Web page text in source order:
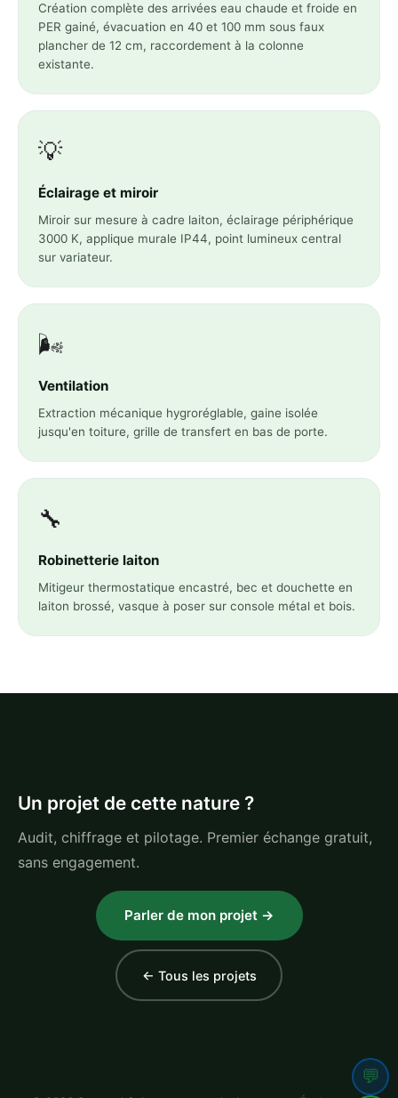
Création complète des arrivées eau chaude et froide en
PER gainé, évacuation en 40 et 100 mm sous faux
plancher de 12 cm, raccordement à la colonne
existante.
💡
Éclairage et miroir
Miroir sur mesure à cadre laiton, éclairage périphérique
3000 K, applique murale IP44, point lumineux central
sur variateur.
🌬️
Ventilation
Extraction mécanique hygroréglable, gaine isolée
jusqu'en toiture, grille de transfert en bas de porte.
🔧
Robinetterie laiton
Mitigeur thermostatique encastré, bec et douchette en
laiton brossé, vasque à poser sur console métal et bois.
Un projet de cette nature ?
Audit, chiffrage et pilotage. Premier échange gratuit,
sans engagement.
Parler de mon projet →
← Tous les projets
💬